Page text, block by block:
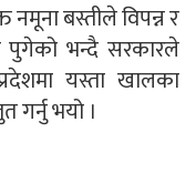
नमूना बस्तीले विपन्न र
पुगेको भन्दै सरकारले
यस्ता खालका
गर्नु भयो ।